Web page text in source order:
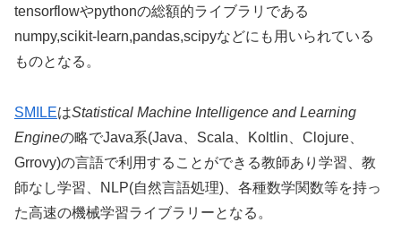
tensorflowやpythonの総額的ライブラリである
numpy,scikit-learn,pandas,scipyなどにも用いられている
ものとなる。
SMILEはStatistical Machine Intelligence and Learning
Engineの略でJava系(Java、Scala、Koltlin、Clojure、
Grrovy)の言語で利用することができる教師あり学習、教
師なし学習、NLP(自然言語処理)、各種数学関数等を持っ
た高速の機械学習ライブラリーとなる。